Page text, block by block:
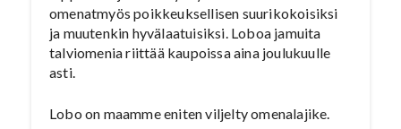
omenatmyös poikkeuksellisen suurikokoisiksi
ja muutenkin hyvälaatuisiksi. Loboa jamuita
talviomenia riittää kaupoissa aina joulukuulle
asti.
Lobo on maamme eniten viljelty omenalajike.